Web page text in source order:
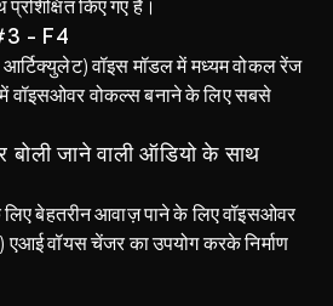
किए गए हैं।
- F4
वॉइस मॉडल में मध्यम वोकल रेंज
वॉइसओवर वोकल्स बनाने के लिए सबसे
जाने वाली ऑडियो के साथ
बेहतरीन आवाज़ पाने के लिए वॉइसओवर
वॉयस चेंजर का उपयोग करके निर्माण